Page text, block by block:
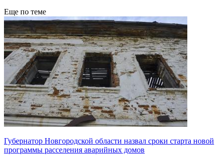
Еще по теме
Губернатор Новгородской области назвал сроки старта новой
программы расселения аварийных домов